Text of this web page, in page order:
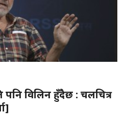
पनि विलिन हुँदैछ : चलचित्र